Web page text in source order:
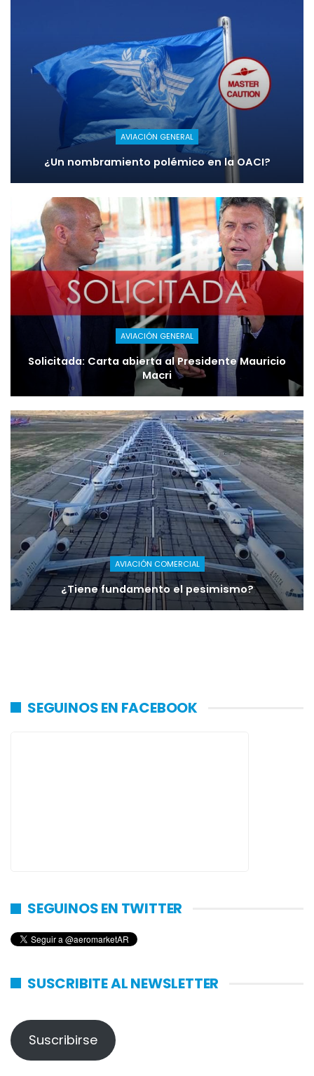
AVIACIÓN GENERAL
¿Un nombramiento polémico en la OACI?
AVIACIÓN GENERAL
Solicitada: Carta abierta al Presidente Mauricio
Macri
AVIACIÓN COMERCIAL
¿Tiene fundamento el pesimismo?
SEGUINOS EN FACEBOOK
SEGUINOS EN TWITTER
SUSCRIBITE AL NEWSLETTER
Suscribirse